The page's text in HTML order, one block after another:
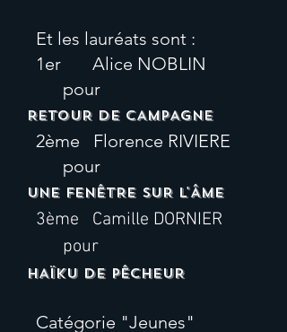
Et les lauréats sont :
1er Alice NOBLIN
pour
RETOUR DE CAMPAGNE
2ème Florence RIVIERE
pour
UNE FENÊTRE SUR L'ÂME
3ème Camille DORNIER
pour
HAÏKU DE PÊCHEUR
Catégorie "Jeunes"